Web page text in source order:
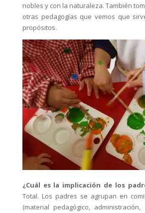
nobles y con la naturaleza. También
otras pedagogías que vemos que
propósitos.
¿Cuál es la implicación de los
Total. Los padres se agrupan en
(material pedagógico,